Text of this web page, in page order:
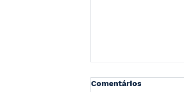
Comentários